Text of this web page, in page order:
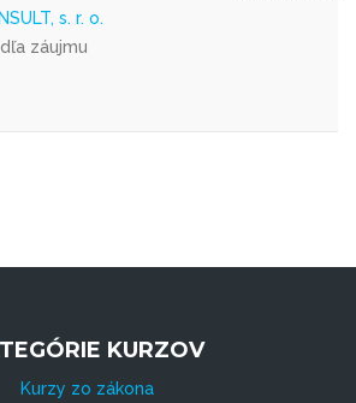
s. r. o.
záujmu
KURZOV
Kurzy zo zákona